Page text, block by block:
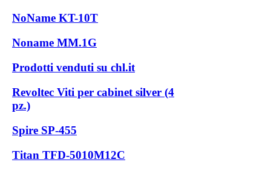
NoName KT-10T
Noname MM.1G
Prodotti venduti su chl.it
Revoltec Viti per cabinet silver (4
pz.)
Spire SP-455
Titan TFD-5010M12C